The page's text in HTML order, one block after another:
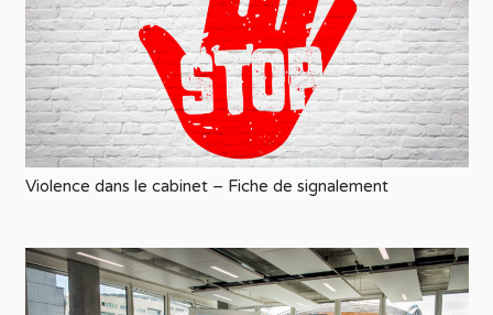
Violence dans le cabinet – Fiche de signalement